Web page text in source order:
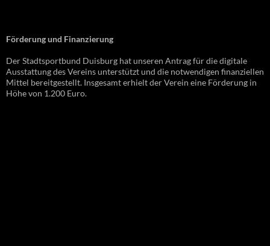
Förderung und Finanzierung
Der Stadtsportbund Duisburg hat unseren Antrag für die digitale
Ausstattung des Vereins unterstützt und die notwendigen finanziellen
Mittel bereitgestellt. Insgesamt erhielt der Verein eine Förderung in
Höhe von 1.200 Euro.